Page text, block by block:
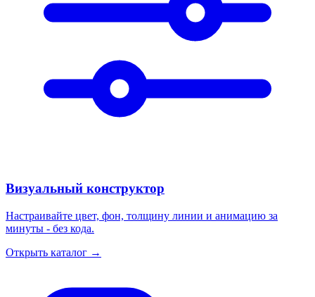
Визуальный конструктор
Настраивайте цвет, фон, толщину линии и анимацию за
минуты - без кода.
Открыть каталог →